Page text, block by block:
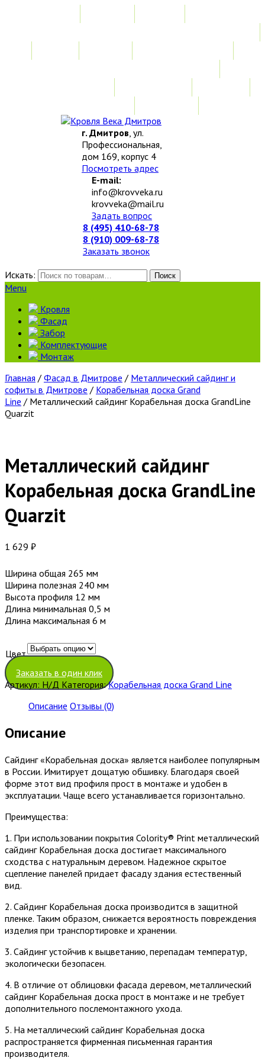
г. Дмитров, ул.
Профессиональная,
дом 169, корпус 4
Посмотреть адрес
E-mail:
info@krovveka.ru
krovveka@mail.ru
Задать вопрос
8 (495) 410-68-78
8 (910) 009-68-78
Заказать звонок
Искать:
Поиск
Menu
Кровля
Фасад
Забор
Комплектующие
Монтаж
Главная / Фасад в Дмитрове / Металлический сайдинг и
софиты в Дмитрове / Корабельная доска Grand
Line / Металлический сайдинг Корабельная доска GrandLine
Quarzit
Металлический сайдинг
Корабельная доска GrandLine
Quarzit
1 629 ₽
Ширина общая 265 мм
Ширина полезная 240 мм
Высота профиля 12 мм
Длина минимальная 0,5 м
Длина максимальная 6 м
Цвет
Очистить
Заказать в один клик
Артикул: Н/Д Категория:Корабельная доска Grand Line
Описание Отзывы (0)
Описание
Сайдинг «Корабельная доска» является наиболее популярным
в России. Имитирует дощатую обшивку. Благодаря своей
форме этот вид профиля прост в монтаже и удобен в
эксплуатации. Чаще всего устанавливается горизонтально.
Преимущества:
1. При использовании покрытия Colority® Print металлический
сайдинг Корабельная доска достигает максимального
сходства с натуральным деревом. Надежное скрытое
сцепление панелей придает фасаду здания естественный
вид.
2. Сайдинг Корабельная доска производится в защитной
пленке. Таким образом, снижается вероятность повреждения
изделия при транспортировке и хранении.
3. Сайдинг устойчив к выцветанию, перепадам температур,
экологически безопасен.
4. В отличие от облицовки фасада деревом, металлический
сайдинг Корабельная доска прост в монтаже и не требует
дополнительного послемонтажного ухода.
5. На металлический сайдинг Корабельная доска
распространяется фирменная письменная гарантия
производителя.